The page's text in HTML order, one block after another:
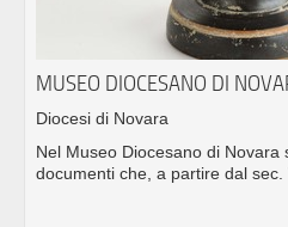
MUSEO DIOCESANO DI
Diocesi di Novara
Nel Museo Diocesano di
documenti che, a partire dal